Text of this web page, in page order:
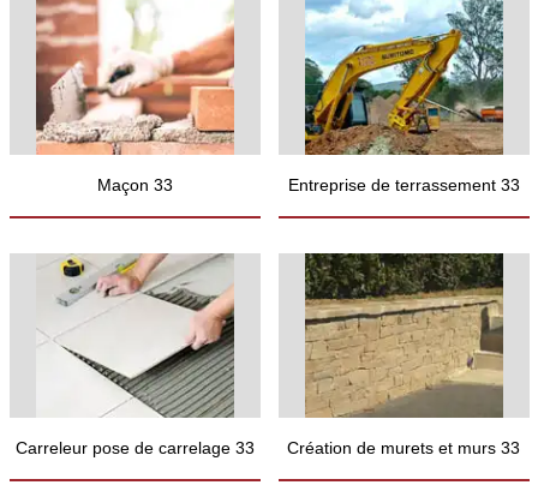
Maçon 33 Entreprise de terrassement 33
Carreleur pose de carrelage 33 Création de murets et murs 33